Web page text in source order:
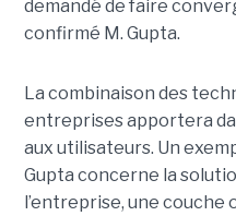
demandé de faire
confirmé M. Gupta.
La combinaison des
entreprises apportera
aux utilisateurs. Un
Gupta concerne la
l’entreprise, une